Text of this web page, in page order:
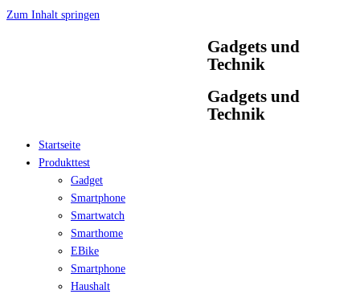
Zum Inhalt springen
Gadgets und
Technik
Gadgets und
Technik
Startseite
Produkttest
Gadget
Smartphone
Smartwatch
Smarthome
EBike
Smartphone
Haushalt